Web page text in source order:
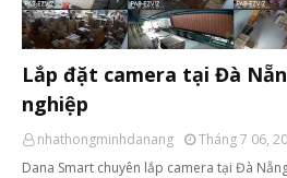
Lắp đặt camera tại Đà
nghiệp
nhathongminhdanang
Tháng 7 06,
Dana Smart chuyên lắp camera tại Đà